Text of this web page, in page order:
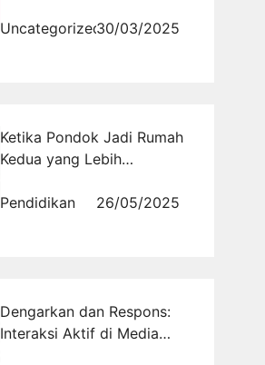
Uncategorized30/03/2025
Ketika Pondok Jadi Rumah
Kedua yang Lebih
Pendidikan
26/05/2025
Dengarkan dan Respons:
Interaksi Aktif di Media